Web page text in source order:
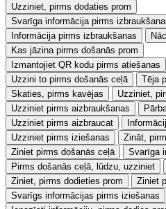
Uzziniet, pirms dodaties prom
Svarīga informācija pirms
Informācija pirms izbraukšanas
Kas jāzina pirms došanās prom
Izmantojiet QR kodu pirms atiešanas
Uzzini to pirms došanās ceļā
Tēja
Skaties, pirms kavējas
Uzziniet,
Uzziniet pirms aizbraukšanas
Uzziniet pirms aizbraucat
Uzziniet pirms iziešanas
Zināt,
Ziniet pirms došanās ceļā
Svarīga
Pirms došanās ceļā, lūdzu, uzziniet
Ziniet, pirms dodieties prom
Ziniet
Svarīgs informācijas pirms iziešanas